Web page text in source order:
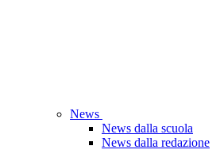
News
News dalla scuola
News dalla redazione